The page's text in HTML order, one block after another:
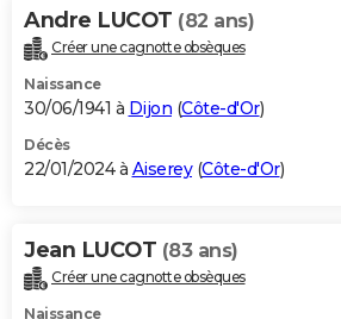
Andre LUCOT (82 ans)
Créer une cagnotte obsèques
Naissance
30/06/1941 à Dijon (Côte-d'Or)
Décès
22/01/2024 à Aiserey(Côte-d'Or)
Jean LUCOT (83 ans)
Créer une cagnotte obsèques
Naissance